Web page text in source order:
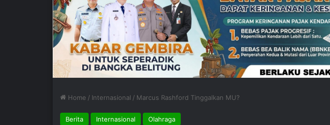
Home / Internasional / Marcus Rashford Tinggalkan MU?
Berita Internasional Olahraga